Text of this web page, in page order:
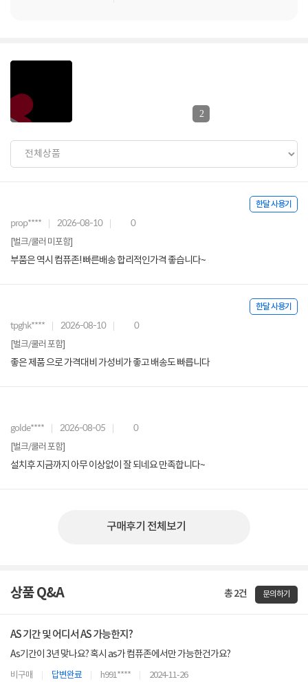
2
한달 사용기
prop**** 2026-08-10 0
[벌크/쿨러 미포함]
부품은 역시 컴퓨존! 빠른배송 합리적인가격 좋습니다~
한달 사용기
tpghk**** 2026-08-10 0
[벌크/쿨러 포함]
좋은 제품 으로 가격대비 가성비가 좋고 배송도 빠릅니다
golde**** 2026-08-05 0
[벌크/쿨러 포함]
설치후 지금까지 아무 이상없이 잘 되네요 만족합니다~
구매후기 전체보기
상품 Q&A 총 2건 문의하기
AS 기간 및 어디서 AS 가능한지?
As기간이 3년 맞나요? 혹시 as가 컴퓨존에서만 가능한건가요?
비구매 답변완료 h991**** 2024-11-26